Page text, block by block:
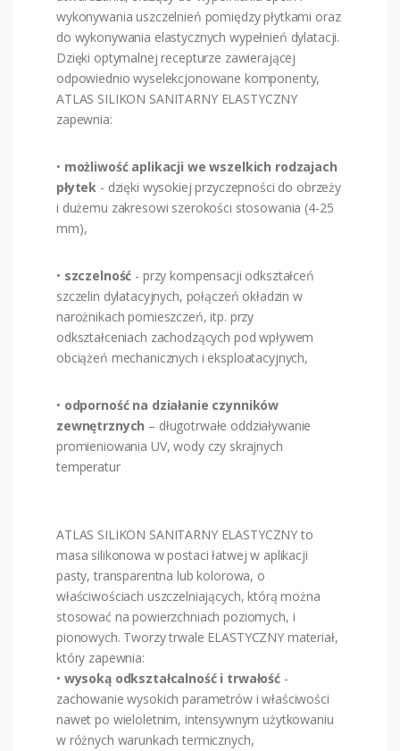
wykonywania uszczelnień pomiędzy płytkami oraz
do wykonywania elastycznych wypełnień dylatacji.
Dzięki optymalnej recepturze zawierającej
odpowiednio wyselekcjonowane komponenty,
ATLAS SILIKON SANITARNY ELASTYCZNY
zapewnia:
• możliwość aplikacji we wszelkich rodzajach
płytek - dzięki wysokiej przyczepności do obrzeży
i dużemu zakresowi szerokości stosowania (4-25
mm),
• szczelność - przy kompensacji odkształceń
szczelin dylatacyjnych, połączeń okładzin w
narożnikach pomieszczeń, itp. przy
odkształceniach zachodzących pod wpływem
obciążeń mechanicznych i eksploatacyjnych,
• odporność na działanie czynników
zewnętrznych – długotrwałe oddziaływanie
promieniowania UV, wody czy skrajnych
temperatur
ATLAS SILIKON SANITARNY ELASTYCZNY to
masa silikonowa w postaci łatwej w aplikacji
pasty, transparentna lub kolorowa, o
właściwościach uszczelniających, którą można
stosować na powierzchniach poziomych, i
pionowych. Tworzy trwale ELASTYCZNY materiał,
który zapewnia:
• wysoką odkształcalność i trwałość-
zachowanie wysokich parametrów i właściwości
nawet po wieloletnim, intensywnym użytkowaniu
w różnych warunkach termicznych,